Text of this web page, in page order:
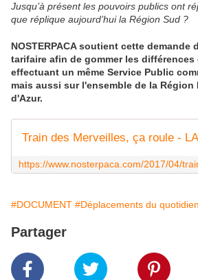
Jusqu’à présent les pouvoirs publics ont
que réplique aujourd’hui la Région Sud ?
NOSTERPACA soutient cette demande
tarifaire afin de gommer les différences
effectuant un même Service Public
mais aussi sur l'ensemble de la Région
d'Azur.
#DOCUMENT #Déplacements du quotidien
Partager